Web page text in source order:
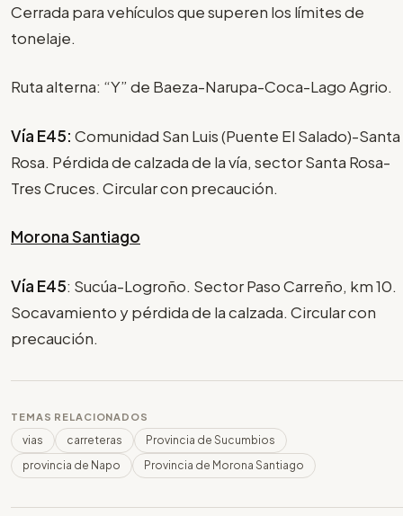
Cerrada para vehículos que superen los límites de
tonelaje.
Ruta alterna: “Y” de Baeza-Narupa-Coca-Lago Agrio.
Vía E45: Comunidad San Luis (Puente El Salado)-Santa
Rosa. Pérdida de calzada de la vía, sector Santa Rosa-
Tres Cruces. Circular con precaución.
Morona Santiago
Vía E45: Sucúa-Logroño. Sector Paso Carreño, km 10.
Socavamiento y pérdida de la calzada. Circular con
precaución.
TEMAS RELACIONADOS
vias carreteras
Provincia de Sucumbios
provincia de Napo
Provincia de Morona Santiago